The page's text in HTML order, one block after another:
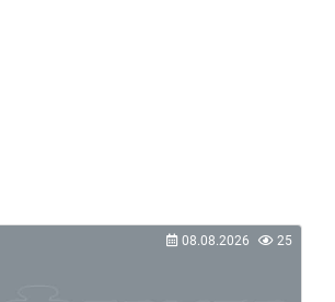
08.08.2026 25